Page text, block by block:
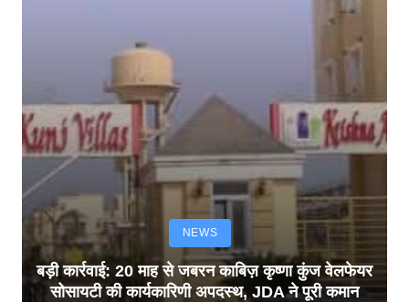
NEWS
बड़ी कार्रवाई: 20 माह से जबरन काबिज़ कृष्णा कुंज वेलफेयर
सोसायटी की कार्यकारिणी अपदस्थ, JDA ने पूरी कमान